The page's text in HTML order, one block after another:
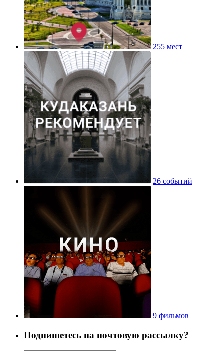
255 мест
26 событий
9 фильмов
Подпишетесь на почтовую рассылку?